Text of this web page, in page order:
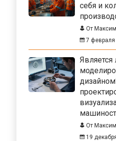
себя и
От Максим
7 февраля
Является
От Максим
19